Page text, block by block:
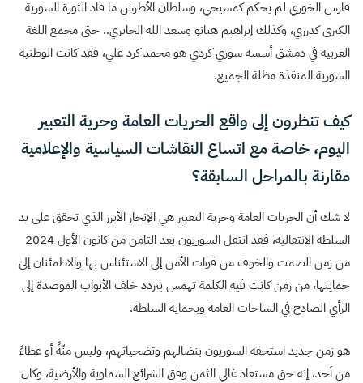
فارس الخوري لم يحكم كمسيحي، وسلطان الأطرش ما قاد الثورة السورية
الكبرى كدرزي، وكذلك إبراهيم هنانو وسعد الله الجابري.. حتى مجمع اللغة
العربية في دمشق أسسه سوري كردي هو محمد كرد علي، فقد كانت الوطنية
السورية المنقذة مظلة الجميع.
كيف تنظرون إلى واقع الحريات العامة وحرية التعبير
اليوم، خاصة مع اتساع النقاشات السياسية والإعلامية
مقارنة بالمراحل السابقة؟
لا شك أن الحريات العامة وحرية التعبير هي الإنجاز الأبرز الذي تحقق على يد
السلطة الانتقالية، فقد انتقل السوريون بعد الثامن من كانون الأول 2024
من زمن الصمت والخوف من قوات الأمن إلى الاستئناس بها والاطمئنان إلى
حمايتها، من زمن كانت فيه الكلمة تهمس بتردد خلف الأبواب الموصدة إلى
الرأي الصادح في الساحات العامة وبحماية السلطة.
هو زمن جديد استحقه السوريون بنضالهم وتضحياتهم، وليس منّةً أو عطاءً
من أحد، إنه حق مستعاد غالي الثمن وفق الشرائع السماوية والأرضية، وكان